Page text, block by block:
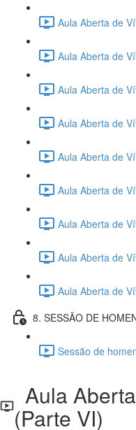
Aula Aberta de
Aula Aberta de
Aula Aberta de
Aula Aberta de
Aula Aberta de
Aula Aberta de
Aula Aberta de
Aula Aberta de
Aula Aberta de
8. SESSÃO DE
Sessão de
Aula
(Parte VI)